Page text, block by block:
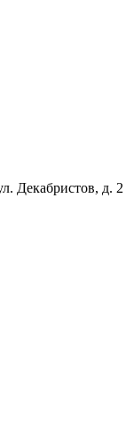
Декабристов, д. 2